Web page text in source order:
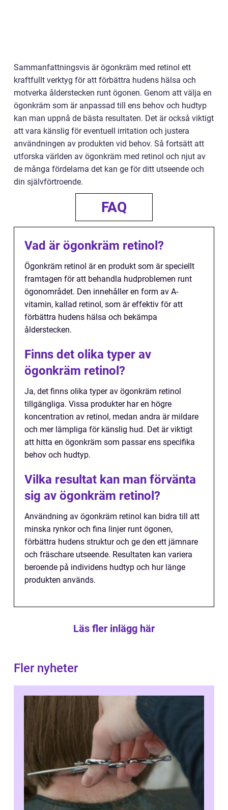
Sammanfattningsvis är ögonkräm med retinol ett
kraftfullt verktyg för att förbättra hudens hälsa och
motverka ålderstecken runt ögonen. Genom att välja en
ögonkräm som är anpassad till ens behov och hudtyp
kan man uppnå de bästa resultaten. Det är också viktigt
att vara känslig för eventuell irritation och justera
användningen av produkten vid behov. Så fortsätt att
utforska världen av ögonkräm med retinol och njut av
de många fördelarna det kan ge för ditt utseende och
din självförtroende.
FAQ
Vad är ögonkräm retinol?
Ögonkräm retinol är en produkt som är speciellt
framtagen för att behandla hudproblemen runt
ögonområdet. Den innehåller en form av A-
vitamin, kallad retinol, som är effektiv för att
förbättra hudens hälsa och bekämpa
ålderstecken.
Finns det olika typer av
ögonkräm retinol?
Ja, det finns olika typer av ögonkräm retinol
tillgängliga. Vissa produkter har en högre
koncentration av retinol, medan andra är mildare
och mer lämpliga för känslig hud. Det är viktigt
att hitta en ögonkräm som passar ens specifika
behov och hudtyp.
Vilka resultat kan man förvänta
sig av ögonkräm retinol?
Användning av ögonkräm retinol kan bidra till att
minska rynkor och fina linjer runt ögonen,
förbättra hudens struktur och ge den ett jämnare
och fräschare utseende. Resultaten kan variera
beroende på individens hudtyp och hur länge
produkten används.
Läs fler inlägg här
Fler nyheter